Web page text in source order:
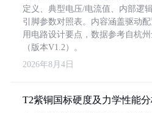
定义、典型电压/电流值、内部逻
引脚参数对照表。内容涵盖驱动
用电路设计要点，数据参考自杭
（版本V1.2）。
2026年8月4日
T2紫铜国标硬度及力学性能